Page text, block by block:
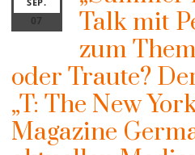
07
Talk mit
zum
oder Traute?
„T: The New
Magazine